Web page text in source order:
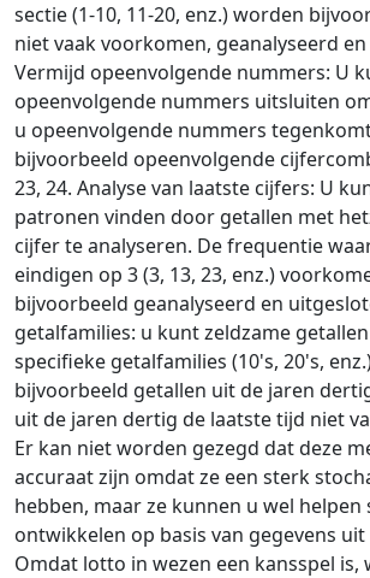
sectie (1-10, 11-20, enz.) worden
niet vaak voorkomen, geanalyseerd
Vermijd opeenvolgende nummers: U
opeenvolgende nummers uitsluiten
u opeenvolgende nummers
bijvoorbeeld opeenvolgende
23, 24. Analyse van laatste cijfers: U
patronen vinden door getallen met
cijfer te analyseren. De frequentie
eindigen op 3 (3, 13, 23, enz.)
bijvoorbeeld geanalyseerd en
getalfamilies: u kunt zeldzame
specifieke getalfamilies (10's, 20's,
bijvoorbeeld getallen uit de jaren
uit de jaren dertig de laatste tijd niet
Er kan niet worden gezegd dat deze
accuraat zijn omdat ze een sterk
hebben, maar ze kunnen u wel
ontwikkelen op basis van gegevens
Omdat lotto in wezen een kansspel is,